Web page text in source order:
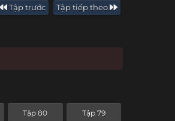
Tập trước Tập tiếp theo
Tập 80 Tập 79